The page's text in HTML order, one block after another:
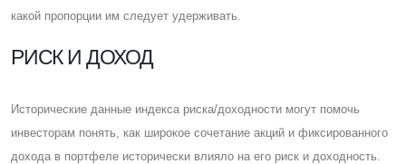
какой пропорции им следует удерживать.
РИСК И ДОХОД
Исторические данные индекса риска/доходности могут помочь
инвесторам понять, как широкое сочетание акций и фиксированного
дохода в портфеле исторически влияло на его риск и доходность.